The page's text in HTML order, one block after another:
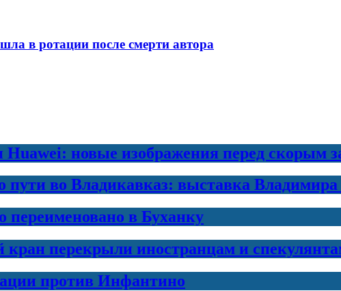
в ротации после смерти автора
Huawei: новые изображения перед скорым
пути во Владикавказ: выставка
в Буханку
перекрыли иностранцам и
против Инфантино